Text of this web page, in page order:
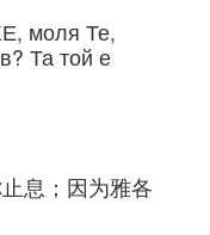
моля Те,
Та той е
息；因为雅各